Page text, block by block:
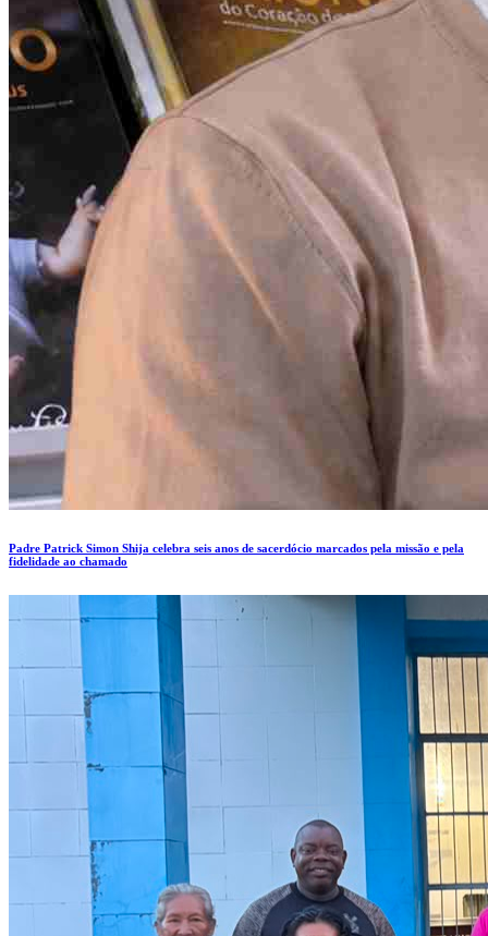
Padre Patrick Simon Shija celebra seis anos de sacerdócio marcados pela missão e pela
fidelidade ao chamado